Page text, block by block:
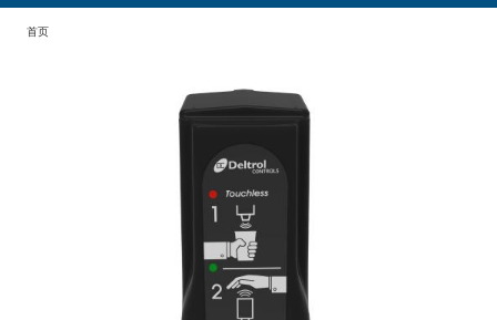
面包屑
首页